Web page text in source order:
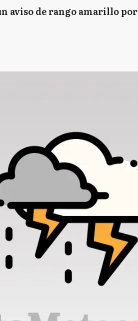
aviso de rango amarillo